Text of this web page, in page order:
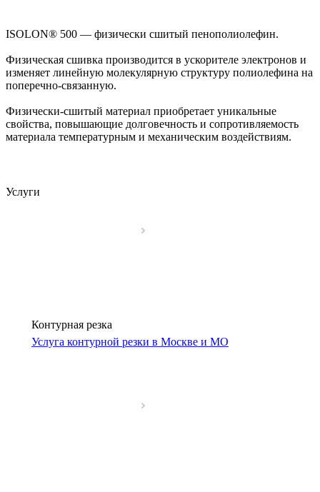
ISOLON® 500 — физически сшитый пенополиолефин.
Физическая сшивка производится в ускорителе электронов и
изменяет линейную молекулярную структуру полиолефина на
поперечно-связанную.
Физически-сшитый материал приобретает уникальные
свойства, повышающие долговечность и сопротивляемость
материала температурным и механическим воздействиям.
Услуги
Контурная резка
Услуга контурной резки в Москве и МО